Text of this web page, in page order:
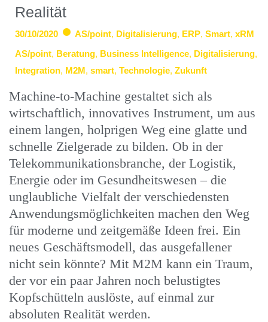
Realität
30/10/2020 AS/point, Digitalisierung, ERP, Smart, xRM
AS/point, Beratung, Business Intelligence, Digitalisierung,
Integration, M2M, smart, Technologie, Zukunft
Machine-to-Machine gestaltet sich als
wirtschaftlich, innovatives Instrument, um aus
einem langen, holprigen Weg eine glatte und
schnelle Zielgerade zu bilden. Ob in der
Telekommunikationsbranche, der Logistik,
Energie oder im Gesundheitswesen – die
unglaubliche Vielfalt der verschiedensten
Anwendungsmöglichkeiten machen den Weg
für moderne und zeitgemäße Ideen frei. Ein
neues Geschäftsmodell, das ausgefallener
nicht sein könnte? Mit M2M kann ein Traum,
der vor ein paar Jahren noch belustigtes
Kopfschütteln auslöste, auf einmal zur
absoluten Realität werden.